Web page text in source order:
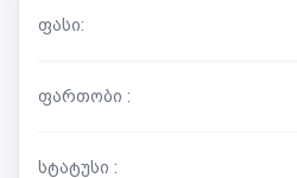
ფასი:
ფართობი :
სტატუსი :